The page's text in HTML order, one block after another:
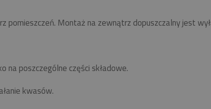
pomieszczeń. Montaż na zewnątrz dopuszczalny jest
na poszczególne części składowe.
kwasów.